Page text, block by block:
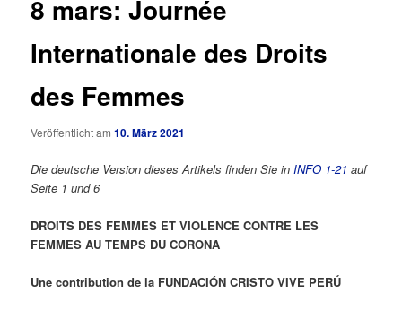
8 mars: Journée
Internationale des Droits
des Femmes
Veröffentlicht am10. März 2021
Die deutsche Version dieses Artikels finden Sie inINFO 1-21 auf
Seite 1 und 6
DROITS DES FEMMES ET VIOLENCE CONTRE LES
FEMMES AU TEMPS DU CORONA
Une contribution de la FUNDACIÓN CRISTO VIVE PERÚ